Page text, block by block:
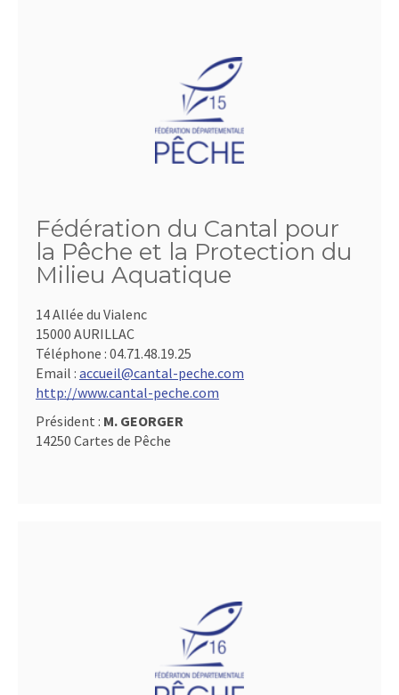
Fédération du Cantal pour
la Pêche et la Protection du
Milieu Aquatique
14 Allée du Vialenc
15000 AURILLAC
Téléphone : 04.71.48.19.25
Email : accueil@cantal-peche.com
http://www.cantal-peche.com
Président : M. GEORGER
14250 Cartes de Pêche